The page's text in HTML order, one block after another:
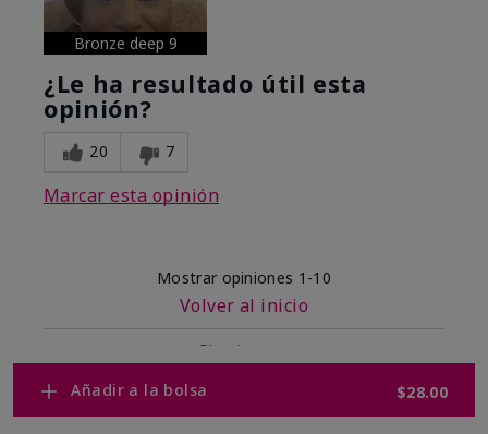
Añadir a la bolsa $28.00
Bronze deep 9
¿Le ha resultado útil esta
opinión?
20 7
Marcar esta opinión
Mostrar opiniones 1-10
Volver al inicio
Siguiente